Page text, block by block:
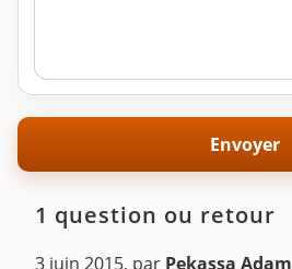
1 question ou retour
3 juin 2015, par Pekassa Adam